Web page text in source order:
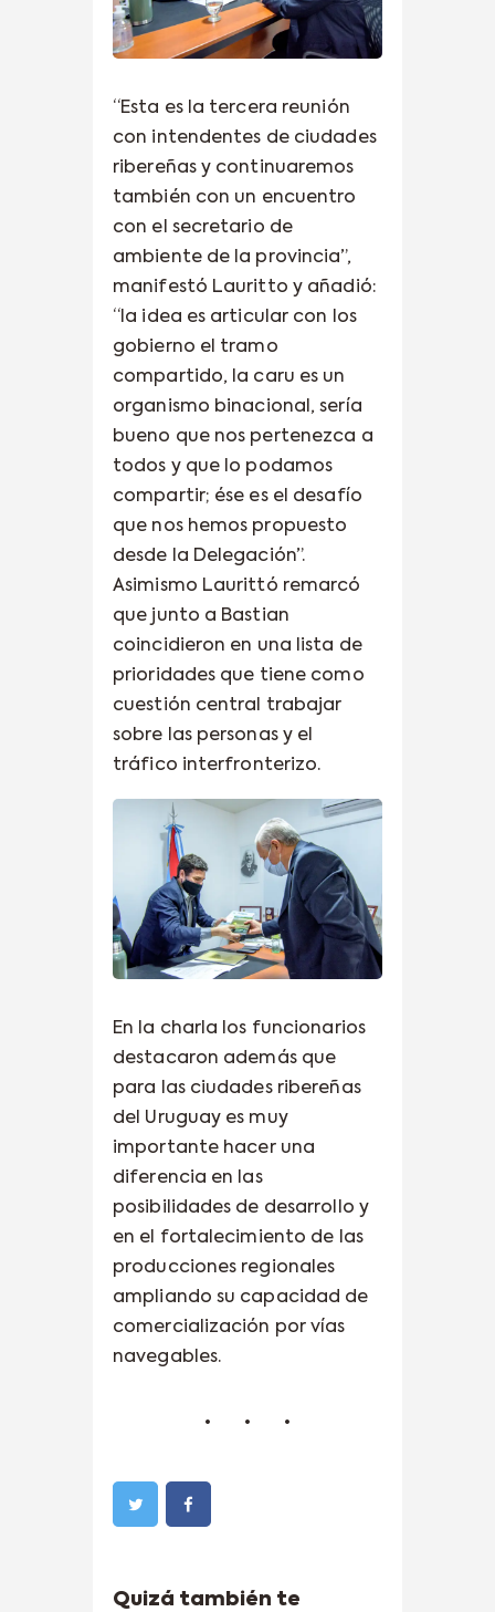
“Esta es la tercera reunión
con intendentes de ciudades
ribereñas y continuaremos
también con un encuentro
con el secretario de
ambiente de la provincia”,
manifestó Lauritto y añadió:
“la idea es articular con los
gobierno el tramo
compartido, la caru es un
organismo binacional, sería
bueno que nos pertenezca a
todos y que lo podamos
compartir; ése es el desafío
que nos hemos propuesto
desde la Delegación”.
Asimismo Laurittó remarcó
que junto a Bastian
coincidieron en una lista de
prioridades que tiene como
cuestión central trabajar
sobre las personas y el
tráfico interfronterizo.
En la charla los funcionarios
destacaron además que
para las ciudades ribereñas
del Uruguay es muy
importante hacer una
diferencia en las
posibilidades de desarrollo y
en el fortalecimiento de las
producciones regionales
ampliando su capacidad de
comercialización por vías
navegables.
Quizá también te